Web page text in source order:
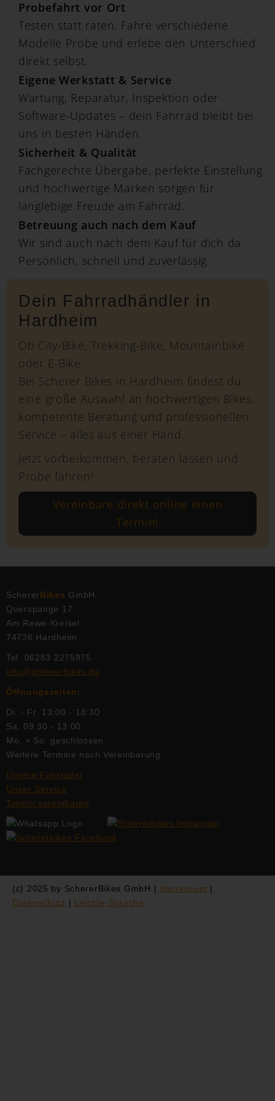
Probefahrt vor Ort
Testen statt raten: Fahre verschiedene
Modelle Probe und erlebe den Unterschied
direkt selbst.
Eigene Werkstatt & Service
Wartung, Reparatur, Inspektion oder
Software-Updates – dein Fahrrad bleibt bei
uns in besten Händen.
Sicherheit & Qualität
Fachgerechte Übergabe, perfekte Einstellung
und hochwertige Marken sorgen für
langlebige Freude am Fahrrad.
Betreuung auch nach dem Kauf
Wir sind auch nach dem Kauf für dich da.
Persönlich, schnell und zuverlässig.
Dein Fahrradhändler in
Hardheim
Ob City-Bike, Trekking-Bike, Mountainbike
oder E-Bike
Bei Scherer Bikes in Hardheim findest du
eine große Auswahl an hochwertigen Bikes,
kompetente Beratung und professionellen
Service – alles aus einer Hand.
Jetzt vorbeikommen, beraten lassen und
Probe fahren!
Vereinbare direkt online einen
Termin!
SchererBikes GmbH
Querspange 17
Am Rewe-Kreisel
74736 Hardheim
Tel. 06283 2275975
info@schererbikes.de
Öffnungszeiten:
Di. - Fr. 13:00 - 18:30
Sa. 09:30 - 13:00
Mo. + So. geschlossen
Weitere Termine nach Vereinbarung
Unsere Fahrräder
Unser Service
Termin vereinbaren
(c) 2025 by SchererBikes GmbH | Impressum |
Datenschutz | Leichte Sprache